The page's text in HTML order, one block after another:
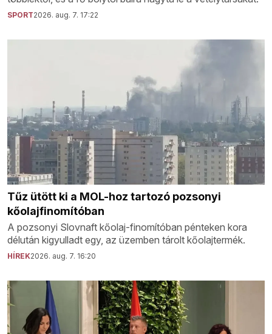
SPORT2026. aug. 7. 17:22
Tűz ütött ki a MOL-hoz tartozó pozsonyi
kőolajfinomítóban
A pozsonyi Slovnaft kőolaj-finomítóban pénteken kora
délután kigyulladt egy, az üzemben tárolt kőolajtermék.
HÍREK2026. aug. 7. 16:20